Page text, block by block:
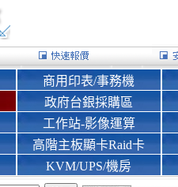
商用印表/事務機
政府台銀採購區
工作站-影像運算
高階主板顯卡Raid卡
KVM/UPS/機房